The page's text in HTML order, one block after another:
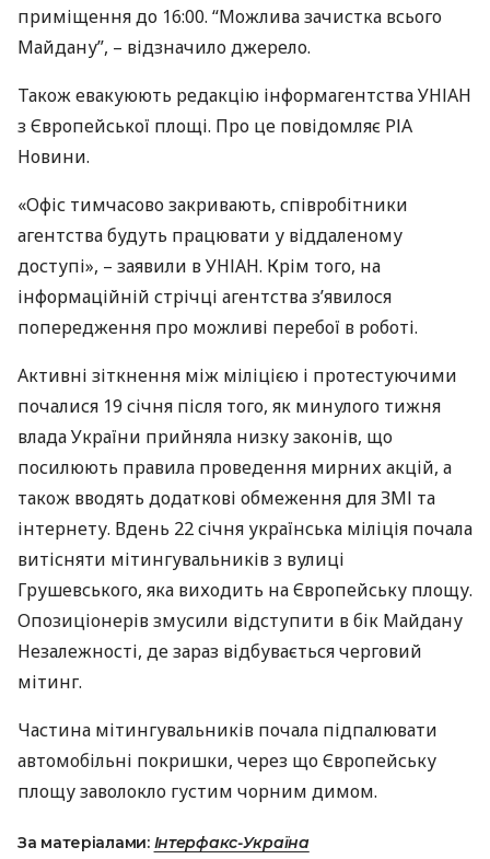
приміщення до 16:00. “Можлива зачистка всього
Майдану”, – відзначило джерело.
Також евакуюють редакцію інформагентстваУНІАН
з Європейської площі. Про це повідомляє РІА
Новини.
«Офіс тимчасово закривають, співробітники
агентства будуть працювати у віддаленому
доступі», – заявили вУНІАН. Крім того, на
інформаційній стрічці агентства з’явилося
попередження про можливі перебої в роботі.
Активні зіткнення між міліцією і протестуючими
почалися 19 січня після того, як минулого тижня
влада України прийняла низку законів, що
посилюють правила проведення мирних акцій, а
також вводять додаткові обмеження дляЗМІ та
інтернету. Вдень 22 січня українська міліція почала
витісняти мітингувальників з вулиці
Грушевського, яка виходить на Європейську площу.
Опозиціонерів змусили відступити в бік Майдану
Незалежності, де зараз відбувається черговий
мітинг.
Частина мітингувальників почала підпалювати
автомобільні покришки, через що Європейську
площу заволокло густим чорним димом.
За матеріалами: Інтерфакс-Україна